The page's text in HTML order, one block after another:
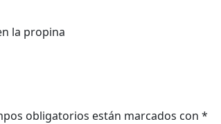
la propina
obligatorios están marcados con *